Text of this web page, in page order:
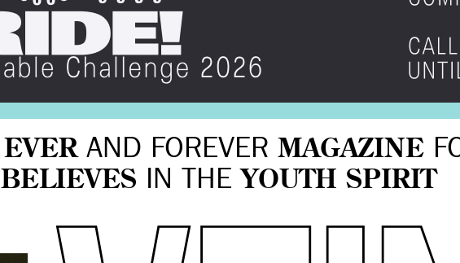
EVERAND FOREVER MAGAZINE
BELIEVES IN THE YOUTH SPIRIT